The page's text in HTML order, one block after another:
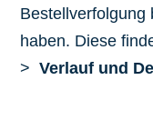
Bestellverfolgung
haben. Diese
> Verlauf und